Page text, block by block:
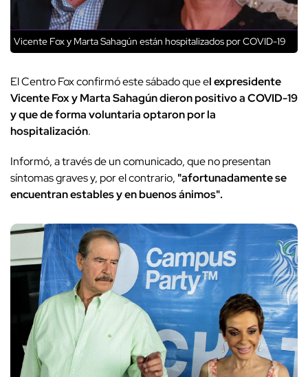
Vicente Fox y Marta Sahagún están hospitalizados por COVID-19
El Centro Fox confirmó este sábado que el expresidente
Vicente Fox y Marta Sahagún dieron positivo a COVID-19
y que de forma voluntaria optaron por la
hospitalización.
Informó, a través de un comunicado, que no presentan
síntomas graves y, por el contrario, "afortunadamente se
encuentran estables y en buenos ánimos".